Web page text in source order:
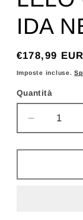
IDA
Prezzo
di
€178,99 EUR
Imposte incluse.
Quantità
Diminuisci
quantità
per
-